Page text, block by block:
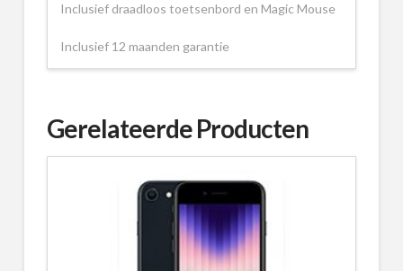
Inclusief draadloos toetsenbord en Magic Mouse
Inclusief 12 maanden garantie
Gerelateerde Producten